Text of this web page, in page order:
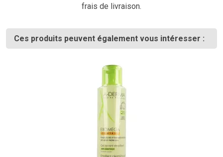
frais de livraison.
Ces produits peuvent également vous intéresser :